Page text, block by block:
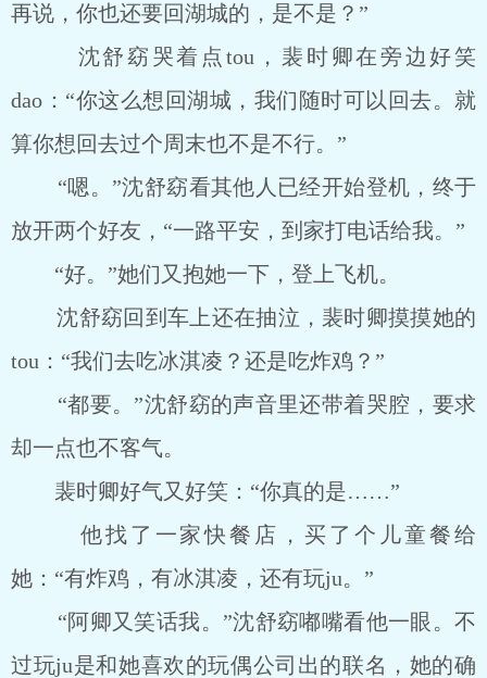
再说，你也还要回湖城的，是不是？”
沈舒窈哭着点tou，裴时卿在旁边好笑
dao：“你这么想回湖城，我们随时可以回去。就
算你想回去过个周末也不是不行。”
“嗯。”沈舒窈看其他人已经开始登机，终于
放开两个好友，“一路平安，到家打电话给我。”
“好。”她们又抱她一下，登上飞机。
沈舒窈回到车上还在抽泣，裴时卿摸摸她的
tou：“我们去吃冰淇凌？还是吃炸鸡？”
“都要。”沈舒窈的声音里还带着哭腔，要求
却一点也不客气。
裴时卿好气又好笑：“你真的是……”
他找了一家快餐店，买了个儿童餐给
她：“有炸鸡，有冰淇凌，还有玩ju。”
“阿卿又笑话我。”沈舒窈嘟嘴看他一眼。不
过玩ju是和她喜欢的玩偶公司出的联名，她的确